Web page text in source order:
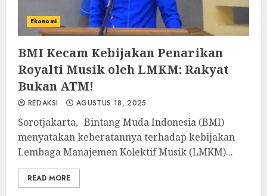
Ekonomi
BMI Kecam Kebijakan Penarikan
Royalti Musik oleh LMKM: Rakyat
Bukan ATM!
REDAKSI AGUSTUS 18, 2025
Sorotjakarta,- Bintang Muda Indonesia (BMI)
menyatakan keberatannya terhadap kebijakan
Lembaga Manajemen Kolektif Musik (LMKM)...
READ MORE